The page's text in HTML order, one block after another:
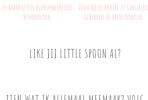
Zo maak je een indrukwekkende
borrelplank
Voor bij de borrel // Garnalen
gebakken in knoflookolie
LIKE JIJ LITTLE SPOON AL?